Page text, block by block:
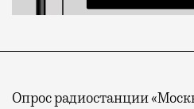
Опрос радиостанции